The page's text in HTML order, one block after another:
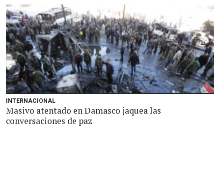
INTERNACIONAL
Masivo atentado en Damasco jaquea las
conversaciones de paz